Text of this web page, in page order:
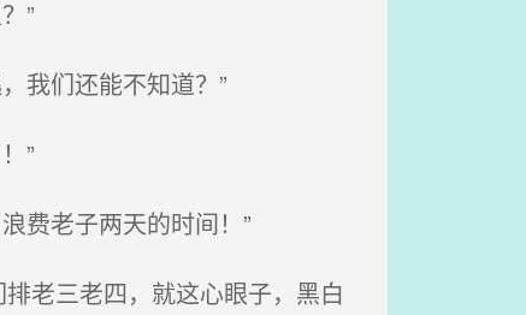
”
我们还能不知道？”
”
费老子两天的时间！”
老三老四，就这心眼子，黑白